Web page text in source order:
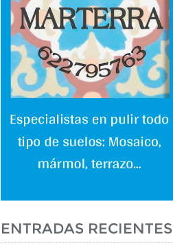
ENTRADAS RECIENTES